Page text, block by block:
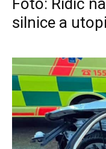
silnice a